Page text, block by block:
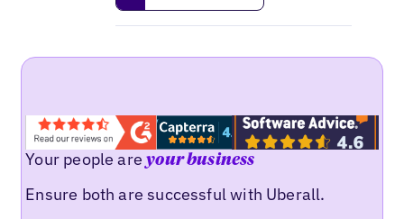
Your people areyour business
Ensure both are successful with Uberall.